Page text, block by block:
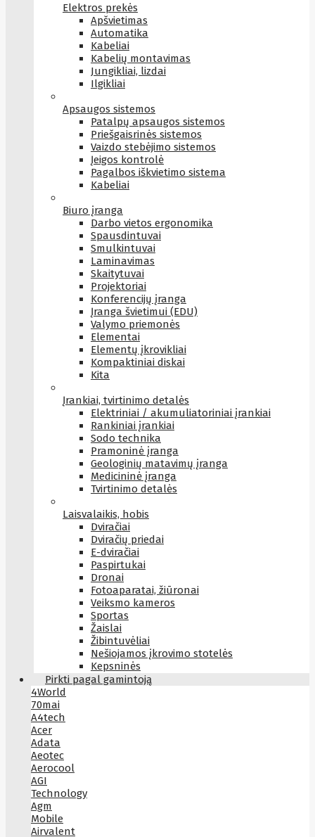
Elektros prekės
Apšvietimas
Automatika
Kabeliai
Kabelių montavimas
Jungikliai, lizdai
Ilgikliai
Apsaugos sistemos
Patalpų apsaugos sistemos
Priešgaisrinės sistemos
Vaizdo stebėjimo sistemos
Įeigos kontrolė
Pagalbos iškvietimo sistema
Kabeliai
Biuro įranga
Darbo vietos ergonomika
Spausdintuvai
Smulkintuvai
Laminavimas
Skaitytuvai
Projektoriai
Konferencijų įranga
Įranga švietimui (EDU)
Valymo priemonės
Elementai
Elementų įkrovikliai
Kompaktiniai diskai
Kita
Įrankiai, tvirtinimo detalės
Elektriniai / akumuliatoriniai įrankiai
Rankiniai įrankiai
Sodo technika
Pramoninė įranga
Geologinių matavimų įranga
Medicininė įranga
Tvirtinimo detalės
Laisvalaikis, hobis
Dviračiai
Dviračių priedai
E-dviračiai
Paspirtukai
Dronai
Fotoaparatai, žiūronai
Veiksmo kameros
Sportas
Žaislai
Žibintuvėliai
Nešiojamos įkrovimo stotelės
Kepsninės
Pirkti pagal gamintoją
4World
70mai
A4tech
Acer
Adata
Aeotec
Aerocool
AGI
Technology
Agm
Mobile
Airvalent